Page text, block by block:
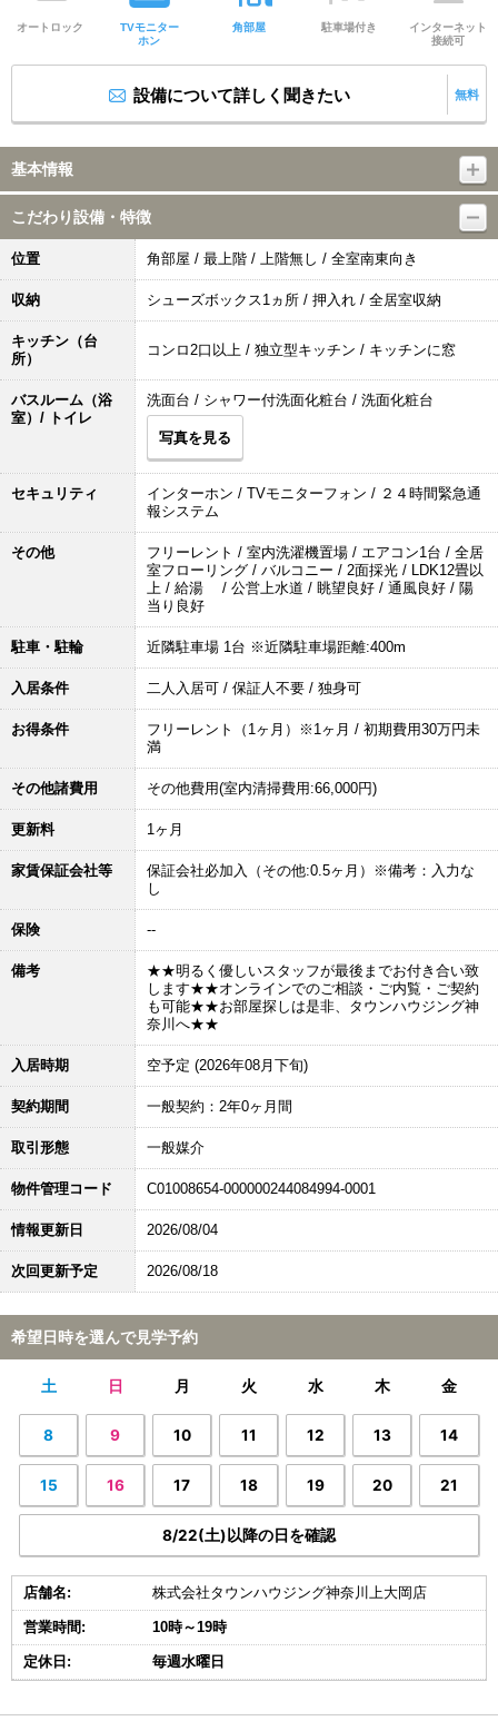
オートロック
TVモニター
ホン
角部屋 駐車場付き
インターネット
接続可
設備について詳しく聞きたい 無料
基本情報
こだわり設備・特徴
位置 角部屋 / 最上階 / 上階無し / 全室南東向き
収納 シューズボックス1ヵ所 / 押入れ / 全居室収納
キッチン（台
所）
コンロ2口以上 / 独立型キッチン / キッチンに窓
バスルーム（浴
室）/ トイレ
洗面台 / シャワー付洗面化粧台 / 洗面化粧台
写真を見る
セキュリティ
インターホン / TVモニターフォン / ２４時間緊急通
報システム
その他
フリーレント / 室内洗濯機置場 / エアコン1台 / 全居
室フローリング / バルコニー / 2面採光 / LDK12畳以
上 / 給湯 / 公営上水道 / 眺望良好 / 通風良好 / 陽
当り良好
駐車・駐輪 近隣駐車場 1台 ※近隣駐車場距離:400m
入居条件 二人入居可 / 保証人不要 / 独身可
お得条件
フリーレント（1ヶ月）※1ヶ月 / 初期費用30万円未
満
その他諸費用 その他費用(室内清掃費用:66,000円)
更新料 1ヶ月
家賃保証会社等
保証会社必加入（その他:0.5ヶ月）※備考：入力な
し
保険 --
備考
★★明るく優しいスタッフが最後までお付き合い致
します★★オンラインでのご相談・ご内覧・ご契約
も可能★★お部屋探しは是非、タウンハウジング神
奈川へ★★
入居時期 空予定 (2026年08月下旬)
契約期間 一般契約：2年0ヶ月間
取引形態 一般媒介
物件管理コード C01008654-000000244084994-0001
情報更新日 2026/08/04
次回更新予定 2026/08/18
希望日時を選んで見学予約
土 日 月 火 水 木 金
8 9 10 11 12 13 14
15 16 17 18 19 20 21
8/22(土)以降の日を確認
店舗名: 株式会社タウンハウジング神奈川上大岡店
営業時間: 10時～19時
定休日: 毎週水曜日